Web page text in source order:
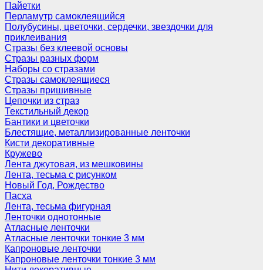
Пайетки
Перламутр самоклеящийся
Полубусины, цветочки, сердечки, звездочки для
приклеивания
Стразы без клеевой основы
Стразы разных форм
Наборы со стразами
Стразы самоклеящиеся
Стразы пришивные
Цепочки из страз
Текстильный декор
Бантики и цветочки
Блестящие, металлизированные ленточки
Кисти декоративные
Кружево
Лента джутовая, из мешковины
Лента, тесьма с рисунком
Новый Год, Рождество
Пасха
Лента, тесьма фигурная
Ленточки однотонные
Атласные ленточки
Атласные ленточки тонкие 3 мм
Капроновые ленточки
Капроновые ленточки тонкие 3 мм